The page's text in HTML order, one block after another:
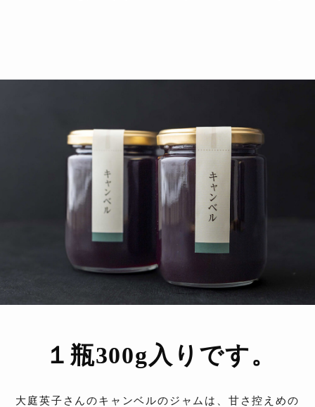
１瓶300g入りです。
大庭英子さんのキャンベルのジャムは、甘さ控えめの